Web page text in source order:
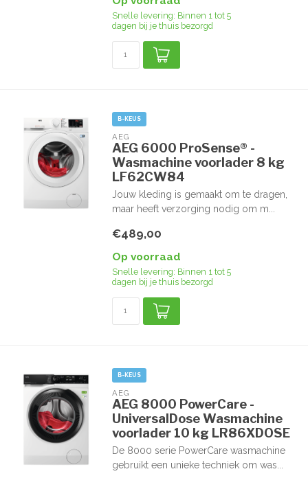
Snelle levering: Binnen 1 tot 5
dagen bij je thuis bezorgd
B-KEUS
AEG
AEG 6000 ProSense® -
Wasmachine voorlader 8 kg
LF62CW84
Jouw kleding is gemaakt om te dragen,
maar heeft verzorging nodig om m...
€489,00
Op voorraad
Snelle levering: Binnen 1 tot 5
dagen bij je thuis bezorgd
B-KEUS
AEG
AEG 8000 PowerCare -
UniversalDose Wasmachine
voorlader 10 kg LR86XDOSE
De 8000 serie PowerCare wasmachine
gebruikt een unieke techniek om was...